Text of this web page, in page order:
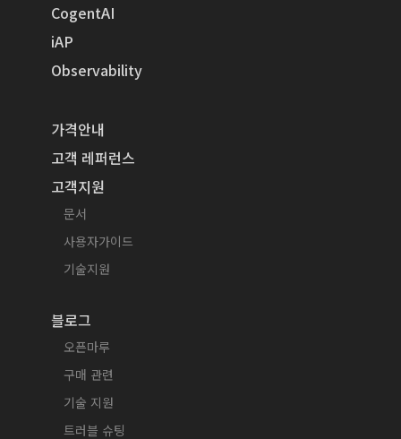
CogentAI
iAP
Observability
가격안내
고객 레퍼런스
고객지원
문서
사용자가이드
기술지원
블로그
오픈마루
구매 관련
기술 지원
트러블 슈팅